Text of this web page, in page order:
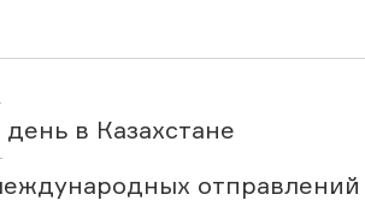
в Казахстане
отправлений